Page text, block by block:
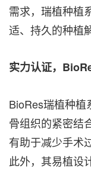
需求，瑞植种植
适、持久的种植
实力认证，
BioRes瑞植种植
骨组织的紧密结
有助于减少手术
此外，其易植设